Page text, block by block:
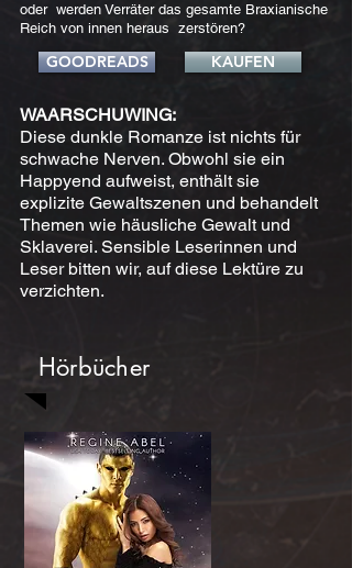
oder werden Verräter das gesamte Braxianische
Reich von innen heraus zerstören?
GOODREADS KAUFEN
WAARSCHUWING:
Diese dunkle Romanze ist nichts für
schwache Nerven. Obwohl sie ein
Happyend aufweist, enthält sie
explizite Gewaltszenen und behandelt
Themen wie häusliche Gewalt und
Sklaverei. Sensible Leserinnen und
Leser bitten wir, auf diese Lektüre zu
verzichten.
Hörbücher